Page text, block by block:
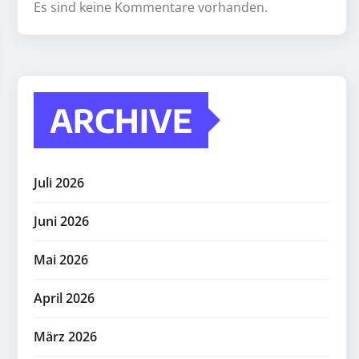
Es sind keine Kommentare vorhanden.
ARCHIVE
Juli 2026
Juni 2026
Mai 2026
April 2026
März 2026